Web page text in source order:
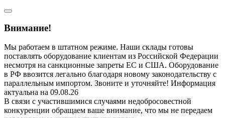
Внимание!
Мы работаем в штатном режиме. Наши склады готовы
поставлять оборудование клиентам из Российской Федерации
несмотря на санкционные запреты ЕС и США. Оборудование
в РФ ввозится легально благодаря новому законодательству с
параллельным импортом. Звоните и уточняйте! Информация
актуальна на 09.08.26
В связи с участившимися случаями недобросовестной
конкуренции обращаем ваше внимание, что мы не передаем